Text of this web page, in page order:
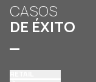
CASOS
DE ÉXITO